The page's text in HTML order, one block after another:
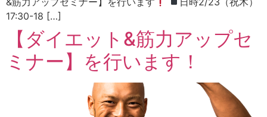
17:30-18 […]
【ダイエット&筋力アップセ
ミナー】を行います！